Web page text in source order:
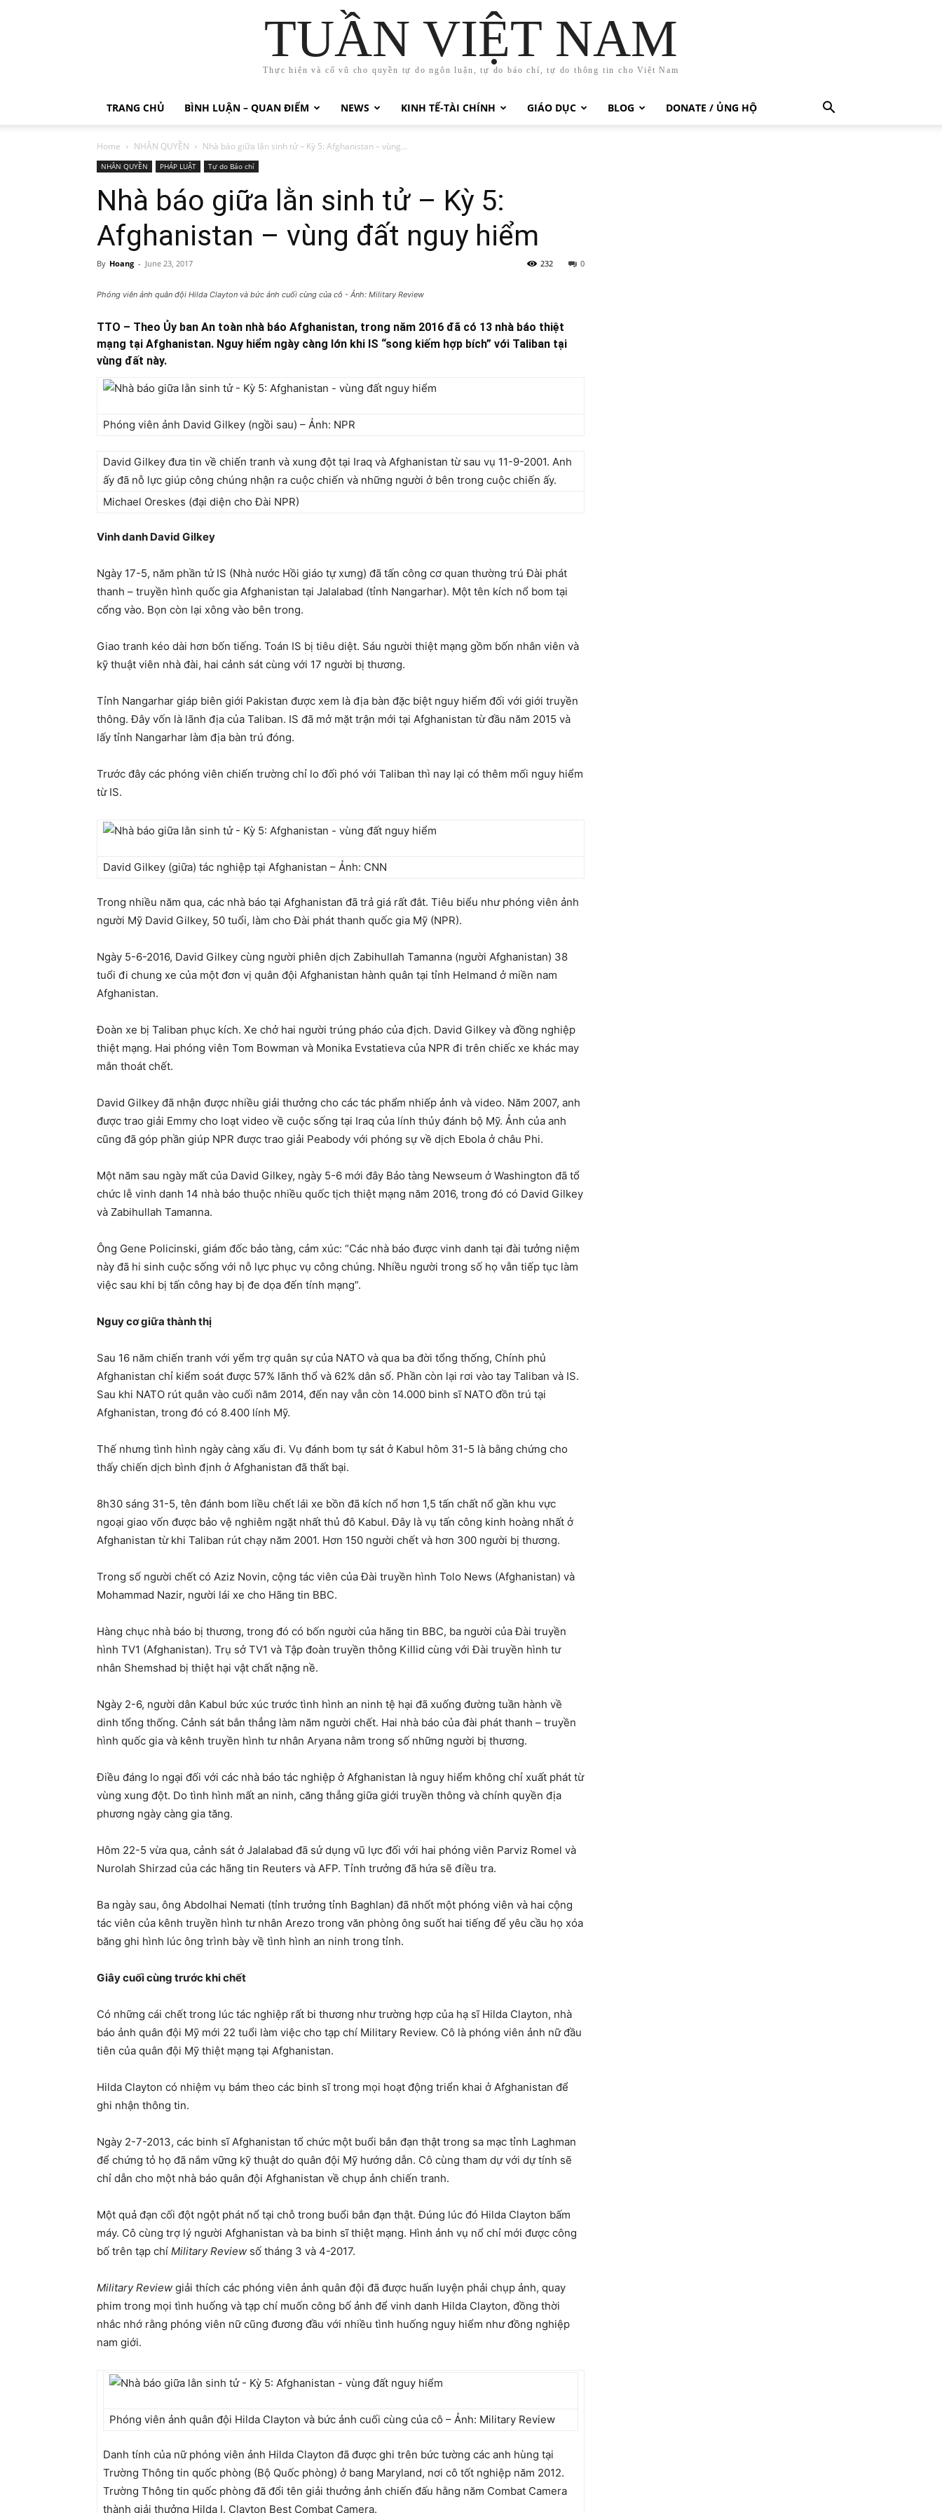
TUẦN VIỆT NAM
Thực hiện và cổ vũ cho quyền tự do ngôn luận, tự do báo chí, tự do thông tin cho Việt Nam
TRANG CHỦ BÌNH LUẬN – QUAN ĐIỂM NEWS KINH TẾ-TÀI CHÍNH GIÁO DỤC BLOG DONATE / ỦNG HỘ
Home NHÂN QUYỀN Nhà báo giữa lằn sinh tử – Kỳ 5: Afghanistan – vùng...
NHÂN QUYỀN PHÁP LUẬT Tự do Báo chí
Nhà báo giữa lằn sinh tử – Kỳ 5:
Afghanistan – vùng đất nguy hiểm
By Hoang - June 23, 2017 0
232
Phóng viên ảnh quân đội Hilda Clayton và bức ảnh cuối cùng của cô - Ảnh: Military Review
TTO – Theo Ủy ban An toàn nhà báo Afghanistan, trong năm 2016 đã có 13 nhà báo thiệt
mạng tại Afghanistan. Nguy hiểm ngày càng lớn khi IS “song kiếm hợp bích” với Taliban tại
vùng đất này.
Phóng viên ảnh David Gilkey (ngồi sau) – Ảnh: NPR
David Gilkey đưa tin về chiến tranh và xung đột tại Iraq và Afghanistan từ sau vụ 11-9-2001. Anh
ấy đã nỗ lực giúp công chúng nhận ra cuộc chiến và những người ở bên trong cuộc chiến ấy.
Michael Oreskes (đại diện cho Đài NPR)
Vinh danh David Gilkey
Ngày 17-5, năm phần tử IS (Nhà nước Hồi giáo tự xưng) đã tấn công cơ quan thường trú Đài phát
thanh – truyền hình quốc gia Afghanistan tại Jalalabad (tỉnh Nangarhar). Một tên kích nổ bom tại
cổng vào. Bọn còn lại xông vào bên trong.
Giao tranh kéo dài hơn bốn tiếng. Toán IS bị tiêu diệt. Sáu người thiệt mạng gồm bốn nhân viên và
kỹ thuật viên nhà đài, hai cảnh sát cùng với 17 người bị thương.
Tỉnh Nangarhar giáp biên giới Pakistan được xem là địa bàn đặc biệt nguy hiểm đối với giới truyền
thông. Đây vốn là lãnh địa của Taliban. IS đã mở mặt trận mới tại Afghanistan từ đầu năm 2015 và
lấy tỉnh Nangarhar làm địa bàn trú đóng.
Trước đây các phóng viên chiến trường chỉ lo đối phó với Taliban thì nay lại có thêm mối nguy hiểm
từ IS.
David Gilkey (giữa) tác nghiệp tại Afghanistan – Ảnh: CNN
Trong nhiều năm qua, các nhà báo tại Afghanistan đã trả giá rất đắt. Tiêu biểu như phóng viên ảnh
người Mỹ David Gilkey, 50 tuổi, làm cho Đài phát thanh quốc gia Mỹ (NPR).
Ngày 5-6-2016, David Gilkey cùng người phiên dịch Zabihullah Tamanna (người Afghanistan) 38
tuổi đi chung xe của một đơn vị quân đội Afghanistan hành quân tại tỉnh Helmand ở miền nam
Afghanistan.
Đoàn xe bị Taliban phục kích. Xe chở hai người trúng pháo của địch. David Gilkey và đồng nghiệp
thiệt mạng. Hai phóng viên Tom Bowman và Monika Evstatieva của NPR đi trên chiếc xe khác may
mắn thoát chết.
David Gilkey đã nhận được nhiều giải thưởng cho các tác phẩm nhiếp ảnh và video. Năm 2007, anh
được trao giải Emmy cho loạt video về cuộc sống tại Iraq của lính thủy đánh bộ Mỹ. Ảnh của anh
cũng đã góp phần giúp NPR được trao giải Peabody với phóng sự về dịch Ebola ở châu Phi.
Một năm sau ngày mất của David Gilkey, ngày 5-6 mới đây Bảo tàng Newseum ở Washington đã tổ
chức lễ vinh danh 14 nhà báo thuộc nhiều quốc tịch thiệt mạng năm 2016, trong đó có David Gilkey
và Zabihullah Tamanna.
Ông Gene Policinski, giám đốc bảo tàng, cảm xúc: “Các nhà báo được vinh danh tại đài tưởng niệm
này đã hi sinh cuộc sống với nỗ lực phục vụ công chúng. Nhiều người trong số họ vẫn tiếp tục làm
việc sau khi bị tấn công hay bị đe dọa đến tính mạng”.
Nguy cơ giữa thành thị
Sau 16 năm chiến tranh với yểm trợ quân sự của NATO và qua ba đời tổng thống, Chính phủ
Afghanistan chỉ kiểm soát được 57% lãnh thổ và 62% dân số. Phần còn lại rơi vào tay Taliban và IS.
Sau khi NATO rút quân vào cuối năm 2014, đến nay vẫn còn 14.000 binh sĩ NATO đồn trú tại
Afghanistan, trong đó có 8.400 lính Mỹ.
Thế nhưng tình hình ngày càng xấu đi. Vụ đánh bom tự sát ở Kabul hôm 31-5 là bằng chứng cho
thấy chiến dịch bình định ở Afghanistan đã thất bại.
8h30 sáng 31-5, tên đánh bom liều chết lái xe bồn đã kích nổ hơn 1,5 tấn chất nổ gần khu vực
ngoại giao vốn được bảo vệ nghiêm ngặt nhất thủ đô Kabul. Đây là vụ tấn công kinh hoàng nhất ở
Afghanistan từ khi Taliban rút chạy năm 2001. Hơn 150 người chết và hơn 300 người bị thương.
Trong số người chết có Aziz Novin, cộng tác viên của Đài truyền hình Tolo News (Afghanistan) và
Mohammad Nazir, người lái xe cho Hãng tin BBC.
Hàng chục nhà báo bị thương, trong đó có bốn người của hãng tin BBC, ba người của Đài truyền
hình TV1 (Afghanistan). Trụ sở TV1 và Tập đoàn truyền thông Killid cùng với Đài truyền hình tư
nhân Shemshad bị thiệt hại vật chất nặng nề.
Ngày 2-6, người dân Kabul bức xúc trước tình hình an ninh tệ hại đã xuống đường tuần hành về
dinh tổng thống. Cảnh sát bắn thẳng làm năm người chết. Hai nhà báo của đài phát thanh – truyền
hình quốc gia và kênh truyền hình tư nhân Aryana nằm trong số những người bị thương.
Điều đáng lo ngại đối với các nhà báo tác nghiệp ở Afghanistan là nguy hiểm không chỉ xuất phát từ
vùng xung đột. Do tình hình mất an ninh, căng thẳng giữa giới truyền thông và chính quyền địa
phương ngày càng gia tăng.
Hôm 22-5 vừa qua, cảnh sát ở Jalalabad đã sử dụng vũ lực đối với hai phóng viên Parviz Romel và
Nurolah Shirzad của các hãng tin Reuters và AFP. Tỉnh trưởng đã hứa sẽ điều tra.
Ba ngày sau, ông Abdolhai Nemati (tỉnh trưởng tỉnh Baghlan) đã nhốt một phóng viên và hai cộng
tác viên của kênh truyền hình tư nhân Arezo trong văn phòng ông suốt hai tiếng để yêu cầu họ xóa
băng ghi hình lúc ông trình bày về tình hình an ninh trong tỉnh.
Giây cuối cùng trước khi chết
Có những cái chết trong lúc tác nghiệp rất bi thương như trường hợp của hạ sĩ Hilda Clayton, nhà
báo ảnh quân đội Mỹ mới 22 tuổi làm việc cho tạp chí Military Review. Cô là phóng viên ảnh nữ đầu
tiên của quân đội Mỹ thiệt mạng tại Afghanistan.
Hilda Clayton có nhiệm vụ bám theo các binh sĩ trong mọi hoạt động triển khai ở Afghanistan để
ghi nhận thông tin.
Ngày 2-7-2013, các binh sĩ Afghanistan tổ chức một buổi bắn đạn thật trong sa mạc tỉnh Laghman
để chứng tỏ họ đã nắm vững kỹ thuật do quân đội Mỹ hướng dẫn. Cô cùng tham dự với dự tính sẽ
chỉ dẫn cho một nhà báo quân đội Afghanistan về chụp ảnh chiến tranh.
Một quả đạn cối đột ngột phát nổ tại chỗ trong buổi bắn đạn thật. Đúng lúc đó Hilda Clayton bấm
máy. Cô cùng trợ lý người Afghanistan và ba binh sĩ thiệt mạng. Hình ảnh vụ nổ chỉ mới được công
bố trên tạp chí Military Review số tháng 3 và 4-2017.
Military Review giải thích các phóng viên ảnh quân đội đã được huấn luyện phải chụp ảnh, quay
phim trong mọi tình huống và tạp chí muốn công bố ảnh để vinh danh Hilda Clayton, đồng thời
nhắc nhớ rằng phóng viên nữ cũng đương đầu với nhiều tình huống nguy hiểm như đồng nghiệp
nam giới.
Phóng viên ảnh quân đội Hilda Clayton và bức ảnh cuối cùng của cô – Ảnh: Military Review
Danh tính của nữ phóng viên ảnh Hilda Clayton đã được ghi trên bức tường các anh hùng tại
Trường Thông tin quốc phòng (Bộ Quốc phòng) ở bang Maryland, nơi cô tốt nghiệp năm 2012.
Trường Thông tin quốc phòng đã đổi tên giải thưởng ảnh chiến đấu hằng năm Combat Camera
thành giải thưởng Hilda I. Clayton Best Combat Camera.